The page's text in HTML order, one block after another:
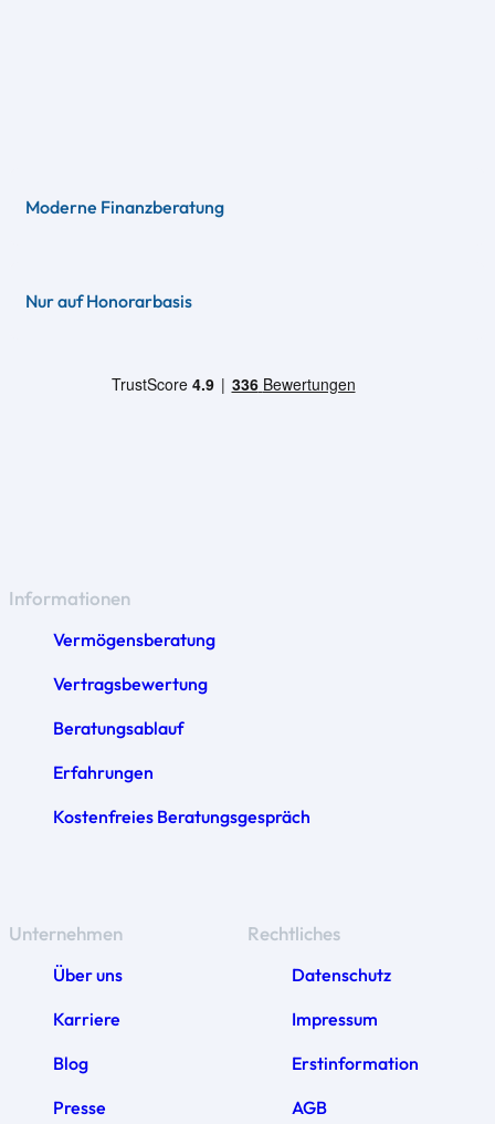
Moderne Finanzberatung
Nur auf Honorarbasis
Informationen
Vermögensberatung
Vertragsbewertung
Beratungsablauf
Erfahrungen
Kostenfreies Beratungsgespräch
Unternehmen
Über uns
Karriere
Blog
Presse
Rechtliches
Datenschutz
Impressum
Erstinformation
AGB